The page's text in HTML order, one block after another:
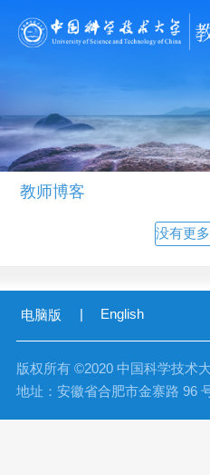
教师博客
没有更
电脑版 English
版权所有 ©2020 中国科学技术
地址：安徽省合肥市金寨路 96